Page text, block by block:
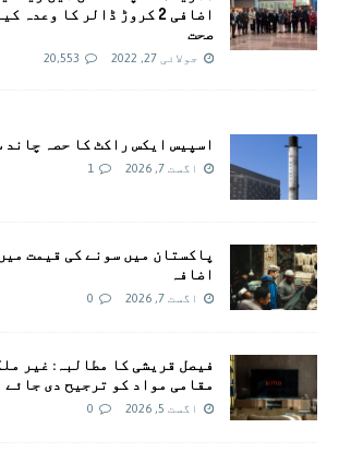
اضافی 2 کروڑ ڈالر کا
صحت
جولائی 27, 2022 20,553
اسپیس ایکس راکٹ کا حصہ چاند
اگست 7, 2026 1
اضافہ
اگست 7, 2026 0
فیصل قریشی کا مطالبہ: غیر
مقامی مواد کو ترجیح دی جائے
اگست 5, 2026 0